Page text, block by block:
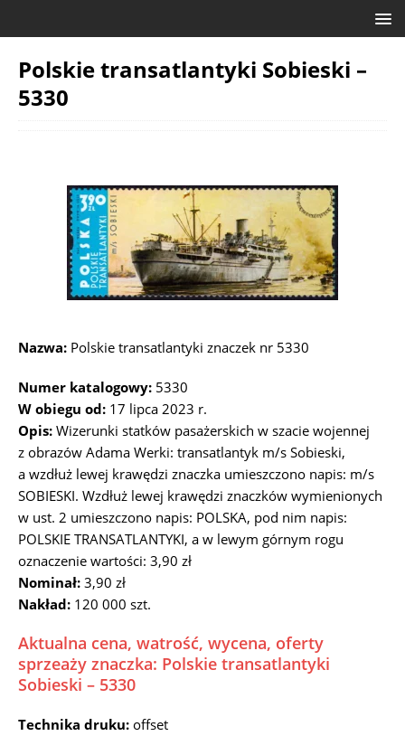
Polskie transatlantyki Sobieski –
5330
Nazwa: Polskie transatlantyki znaczek nr 5330
Numer katalogowy: 5330
W obiegu od: 17 lipca 2023 r.
Opis: Wizerunki statków pasażerskich w szacie wojennej
z obrazów Adama Werki: transatlantyk m/s Sobieski,
a wzdłuż lewej krawędzi znaczka umieszczono napis: m/s
SOBIESKI. Wzdłuż lewej krawędzi znaczków wymienionych
w ust. 2 umieszczono napis: POLSKA, pod nim napis:
POLSKIE TRANSATLANTYKI, a w lewym górnym rogu
oznaczenie wartości: 3,90 zł
Nominał: 3,90 zł
Nakład: 120 000 szt.
Aktualna cena, watrość, wycena, oferty
sprzeaży znaczka: Polskie transatlantyki
Sobieski – 5330
Technika druku: offset